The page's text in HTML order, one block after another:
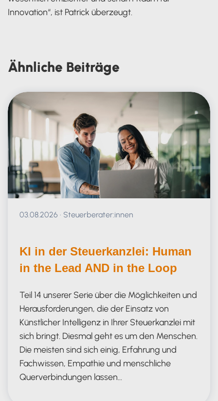
Innovation“, ist Patrick überzeugt.
Ähnliche Beiträge
Veröffentlicht am 03.08.2026
03.08.2026 · Steuerberater:innen
KI in der Steuerkanzlei: Human
in the Lead AND in the Loop
Teil 14 unserer Serie über die Möglichkeiten und
Herausforderungen, die der Einsatz von
Künstlicher Intelligenz in Ihrer Steuerkanzlei mit
sich bringt. Diesmal geht es um den Menschen.
Die meisten sind sich einig, Erfahrung und
Fachwissen, Empathie und menschliche
Querverbindungen lassen…